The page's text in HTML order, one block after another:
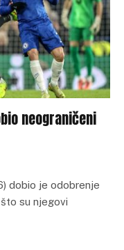
neograničeni
dobio je odobrenje
su njegovi